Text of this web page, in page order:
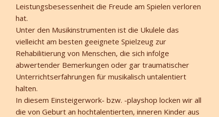
Leistungsbesessenheit die Freude am Spielen verloren
hat.
Unter den Musikinstrumenten ist die Ukulele das
vielleicht am besten geeignete Spielzeug zur
Rehabilitierung von Menschen, die sich infolge
abwertender Bemerkungen oder gar traumatischer
Unterrichtserfahrungen für musikalisch untalentiert
halten.
In diesem Einsteigerwork- bzw. -playshop locken wir all
die von Geburt an hochtalentierten, inneren Kinder aus